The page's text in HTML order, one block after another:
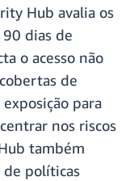
Hub avalia os
dias de
o acesso não
de
para
nos riscos
também
de políticas